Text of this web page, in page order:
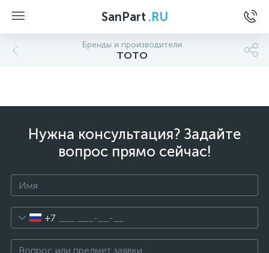
SanPart .RU
Бренды и производители
TOTO
Нужна консультация? Задайте
вопрос прямо сейчас!
+7